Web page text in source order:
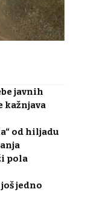
javnih
kažnjava
od hiljadu
pola
jedno